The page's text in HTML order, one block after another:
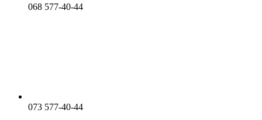
068 577-40-44
073 577-40-44